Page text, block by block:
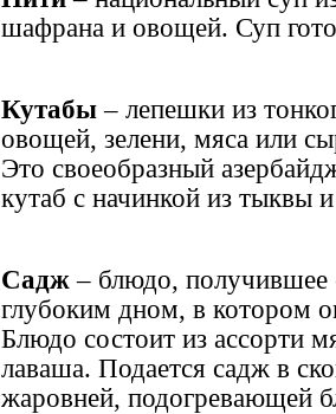
шафрана и овощей. Суп
Кутабы – лепешки из
овощей, зелени, мяса или
Это своеобразный
кутаб с начинкой из тыквы
Садж – блюдо, получившее
глубоким дном, в котором
Блюдо состоит из ассорти
лаваша. Подается садж в
жаровней, подогревающей